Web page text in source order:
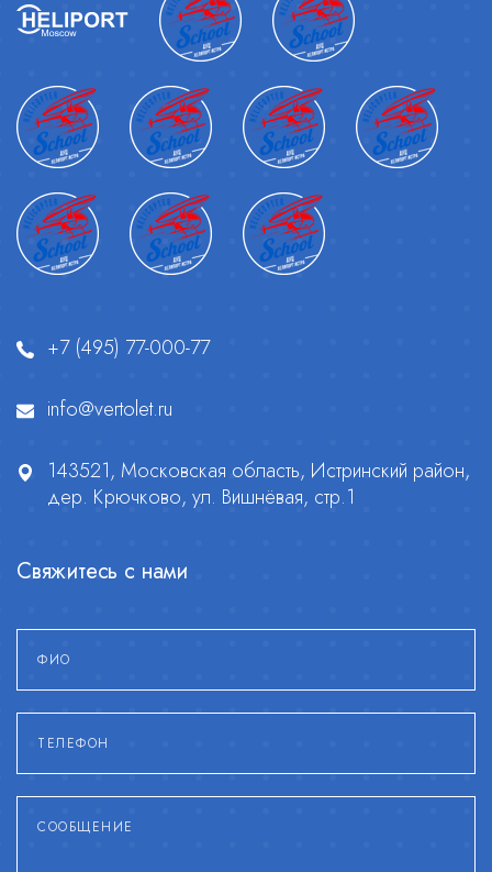
+7 (495) 77-000-77
info@vertolet.ru
143521, Московская область, Истринский район,
дер. Крючково, ул. Вишнёвая, стр.1
Свяжитесь с нами